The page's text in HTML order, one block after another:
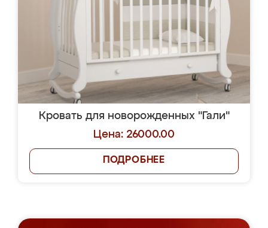
Кровать для новорожденных "Гали"
Цена: 26000.00
ПОДРОБНЕЕ